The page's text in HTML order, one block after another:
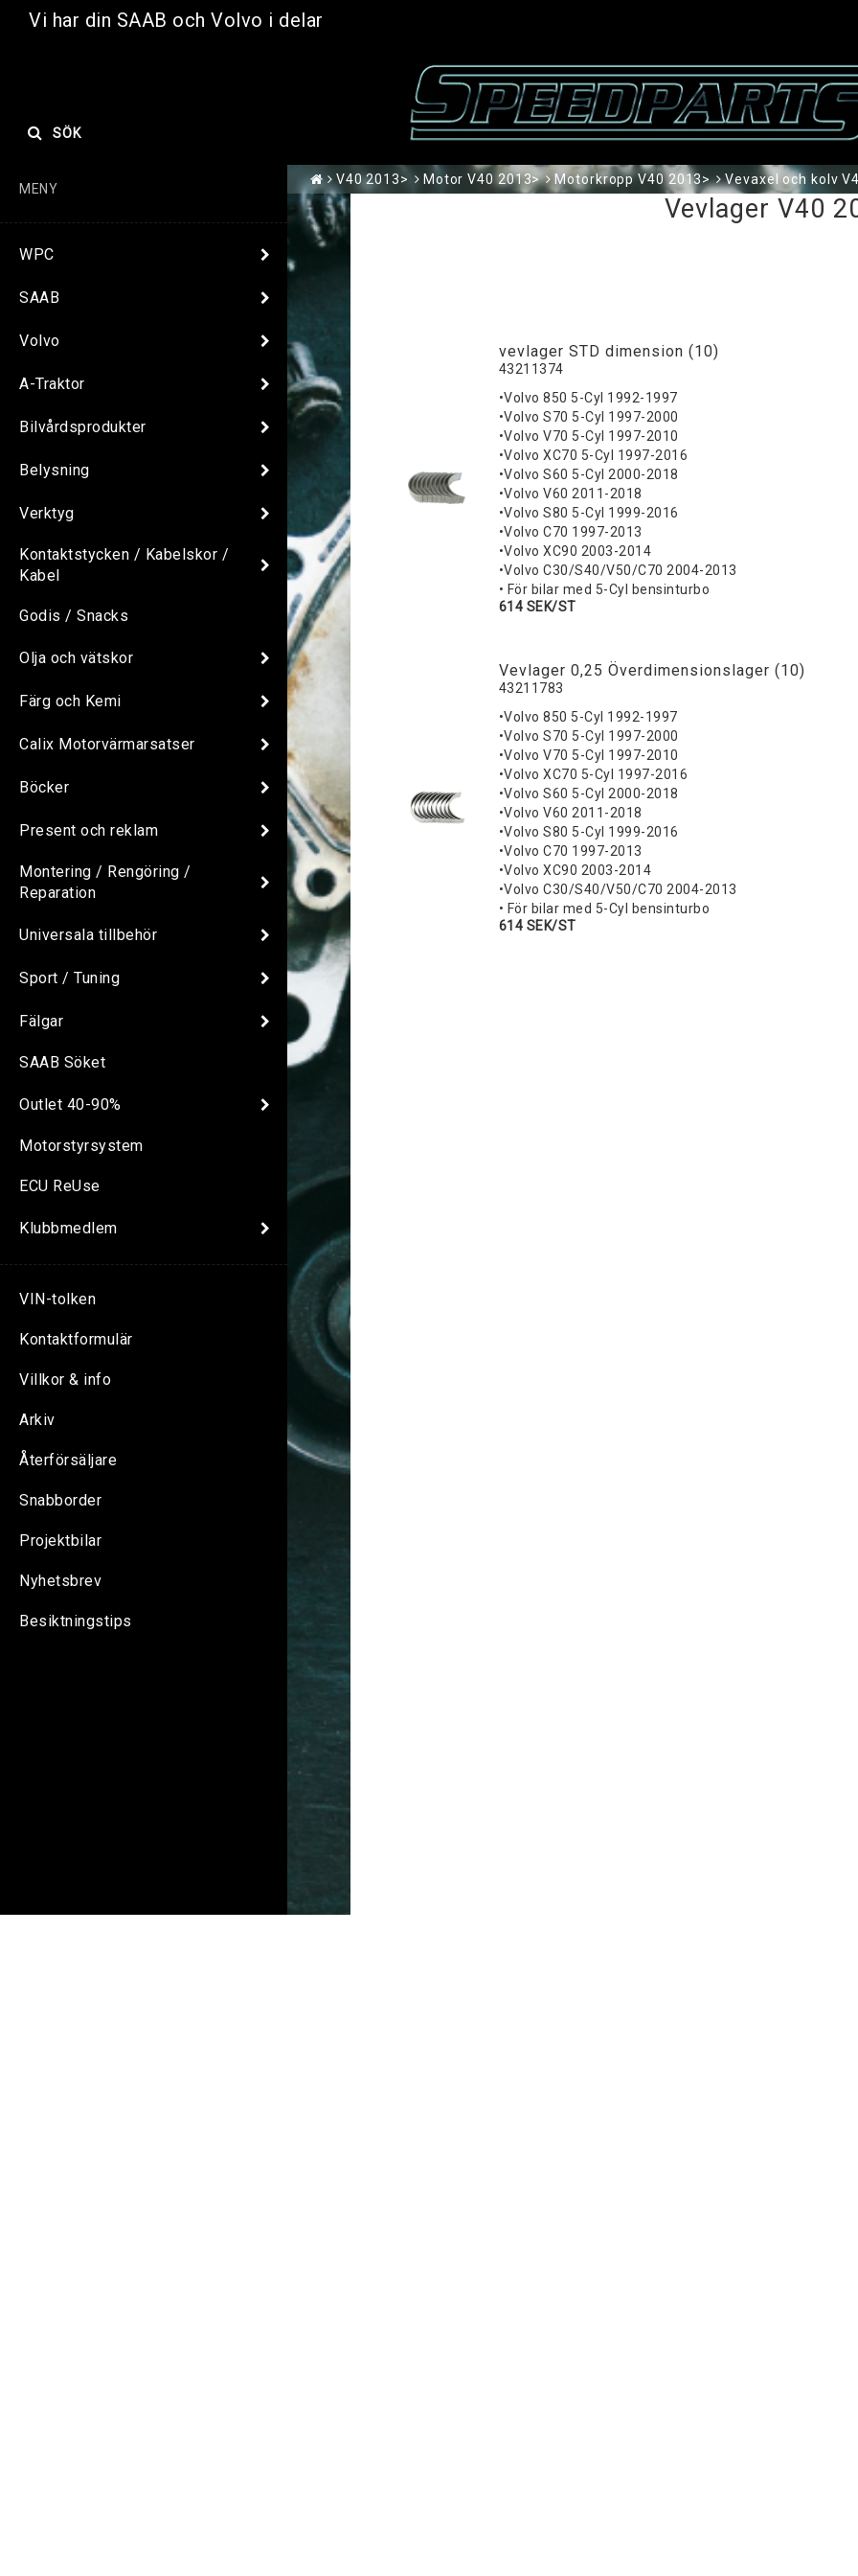
Vi har din SAAB och Volvo i delar
SÖK
MENY
WPC
SAAB
Volvo
A-Traktor
Bilvårdsprodukter
Belysning
Verktyg
Kontaktstycken / Kabelskor /
Kabel
Godis / Snacks
Olja och vätskor
Färg och Kemi
Calix Motorvärmarsatser
Böcker
Present och reklam
Montering / Rengöring /
Reparation
Universala tillbehör
Sport / Tuning
Fälgar
SAAB Söket
Outlet 40-90%
Motorstyrsystem
ECU ReUse
Klubbmedlem
VIN-tolken
Kontaktformulär
Villkor & info
Arkiv
Återförsäljare
Snabborder
Projektbilar
Nyhetsbrev
Besiktningstips
V40 2013> Motor V40 2013> Motorkropp V40 2013> Vevaxel och kolv
Vevlager V40
vevlager STD dimension (10)
43211374
•Volvo 850 5-Cyl 1992-1997
•Volvo S70 5-Cyl 1997-2000
•Volvo V70 5-Cyl 1997-2010
•Volvo XC70 5-Cyl 1997-2016
•Volvo S60 5-Cyl 2000-2018
•Volvo V60 2011-2018
•Volvo S80 5-Cyl 1999-2016
•Volvo C70 1997-2013
•Volvo XC90 2003-2014
•Volvo C30/S40/V50/C70 2004-2013
• För bilar med 5-Cyl bensinturbo
614 SEK/ST
Vevlager 0,25 Överdimensionslager (10)
43211783
•Volvo 850 5-Cyl 1992-1997
•Volvo S70 5-Cyl 1997-2000
•Volvo V70 5-Cyl 1997-2010
•Volvo XC70 5-Cyl 1997-2016
•Volvo S60 5-Cyl 2000-2018
•Volvo V60 2011-2018
•Volvo S80 5-Cyl 1999-2016
•Volvo C70 1997-2013
•Volvo XC90 2003-2014
•Volvo C30/S40/V50/C70 2004-2013
• För bilar med 5-Cyl bensinturbo
614 SEK/ST